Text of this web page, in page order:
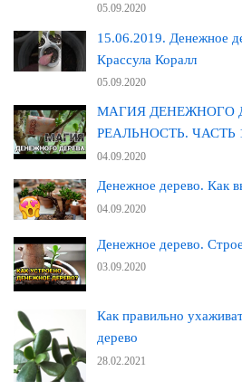
05.09.2020
15.06.2019. Денежное
Крассула Коралл
05.09.2020
МАГИЯ ДЕНЕЖНОГО
РЕАЛЬНОСТЬ. ЧАСТЬ
04.09.2020
Денежное дерево. Как
04.09.2020
Денежное дерево.
03.09.2020
Как правильно
дерево
28.02.2021